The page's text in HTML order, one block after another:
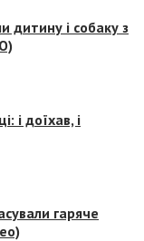
дитину і собаку з
і доїхав, і
гаряче